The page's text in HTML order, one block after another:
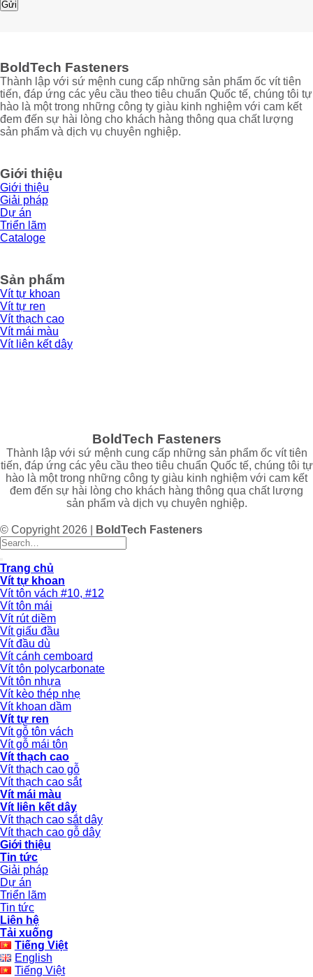
Email
Gửi
BoldTech Fasteners
Thành lập với sứ mệnh cung cấp những sản phẩm ốc vít tiên
tiến, đáp ứng các yêu cầu theo tiêu chuẩn Quốc tế, chúng tôi tự
hào là một trong những công ty giàu kinh nghiệm với cam kết
đem đến sự hài lòng cho khách hàng thông qua chất lượng
sản phẩm và dịch vụ chuyên nghiệp.
Giới thiệu
Giới thiệu
Giải pháp
Dự án
Triển lãm
Cataloge
Sản phẩm
Vít tự khoan
Vít tự ren
Vít thạch cao
Vít mái màu
Vít liên kết dây
BoldTech Fasteners
Thành lập với sứ mệnh cung cấp những sản phẩm ốc vít tiên
tiến, đáp ứng các yêu cầu theo tiêu chuẩn Quốc tế, chúng tôi tự
hào là một trong những công ty giàu kinh nghiệm với cam kết
đem đến sự hài lòng cho khách hàng thông qua chất lượng
sản phẩm và dịch vụ chuyên nghiệp.
© Copyright 2026 | BoldTech Fasteners
Trang chủ
Vít tự khoan
Vít tôn vách #10, #12
Vít tôn mái
Vít rút diềm
Vít giấu đầu
Vít đầu dù
Vít cánh cemboard
Vít tôn polycarbonate
Vít tôn nhựa
Vít kèo thép nhẹ
Vít khoan dầm
Vít tự ren
Vít gỗ tôn vách
Vít gỗ mái tôn
Vít thạch cao
Vít thạch cao gỗ
Vít thạch cao sắt
Vít mái màu
Vít liên kết dây
Vít thạch cao sắt dây
Vít thạch cao gỗ dây
Giới thiệu
Tin tức
Giải pháp
Dự án
Triển lãm
Tin tức
Liên hệ
Tải xuống
Tiếng Việt
English
Tiếng Việt